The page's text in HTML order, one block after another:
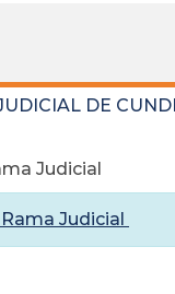
DE
Judicial
Judicial